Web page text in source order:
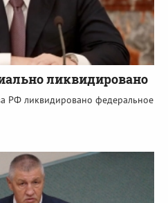
ликвидировано
РФ ликвидировано федеральное